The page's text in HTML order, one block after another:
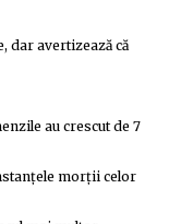
dar avertizează că
au crescut de 7
morții celor